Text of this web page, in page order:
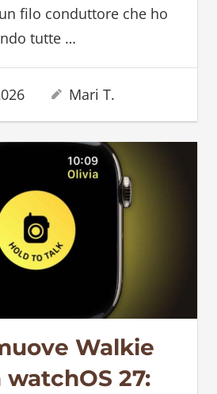
filo conduttore che ho
tutte …
Mari T.
Walkie
watchOS 27: